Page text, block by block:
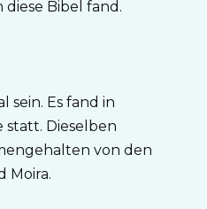
Bibel fand.
sein. Es fand in
statt. Dieselben
von den
Moira.